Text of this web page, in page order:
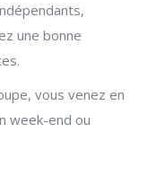
une bonne
vous venez en
week-end ou